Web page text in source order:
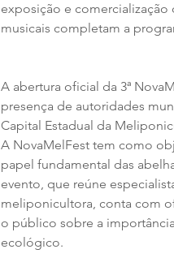
exposição e comercialização
musicais completam a
A abertura oficial da 3ª
presença de autoridades
Capital Estadual da
A NovaMelFest tem como
papel fundamental das
evento, que reúne
meliponicultora, conta com
o público sobre a
ecológico.